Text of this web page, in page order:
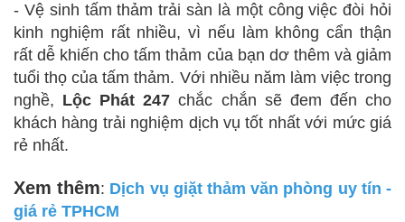
- Vệ sinh tấm thảm trải sàn là một công việc đòi hỏi
kinh nghiệm rất nhiều, vì nếu làm không cẩn thận
rất dễ khiến cho tấm thảm của bạn dơ thêm và giảm
tuổi thọ của tấm thảm. Với nhiều năm làm việc trong
nghề, Lộc Phát 247 chắc chắn sẽ đem đến cho
khách hàng trải nghiệm dịch vụ tốt nhất với mức giá
rẻ nhất.
Xem thêm: Dịch vụ giặt thảm văn phòng uy tín -
giá rẻ TPHCM